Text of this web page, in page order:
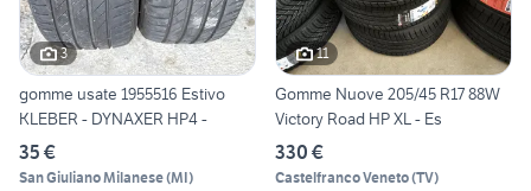
3
gomme usate 1955516 Estivo
KLEBER - DYNAXER HP4 -
35 €
San Giuliano Milanese(MI)
11
Gomme Nuove 205/45 R17 88W
Victory Road HP XL - Es
330 €
Castelfranco Veneto(TV)